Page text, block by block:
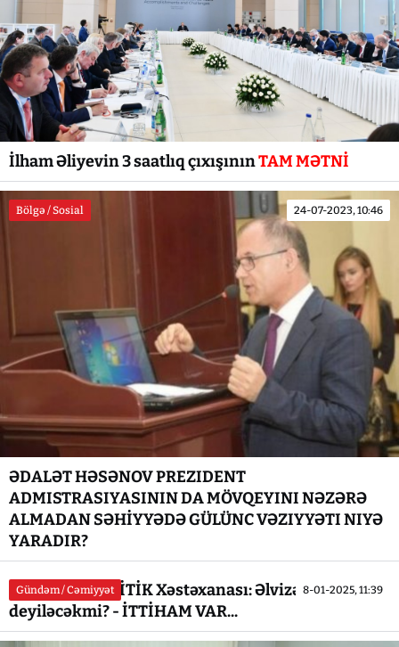
İlham Əliyevin 3 saatlıq çıxışınınTAM MƏTNİ
Bölgə / Sosial 24-07-2023, 10:46
ƏDALƏT HƏSƏNOV PREZIDENT
ADMISTRASIYASININ DA MÖVQEYINI NƏZƏRƏ
ALMADAN SƏHİYYƏDƏ GÜLÜNC VƏZIYYƏTI NIYƏ
YARADIR?
Gündəm / Cəmiyyət 8-01-2025, 11:39
Respublika KRİTİK Xəstəxanası: Əlvizə `ƏLVİDA`
deyiləcəkmi? - İTTİHAM VAR...